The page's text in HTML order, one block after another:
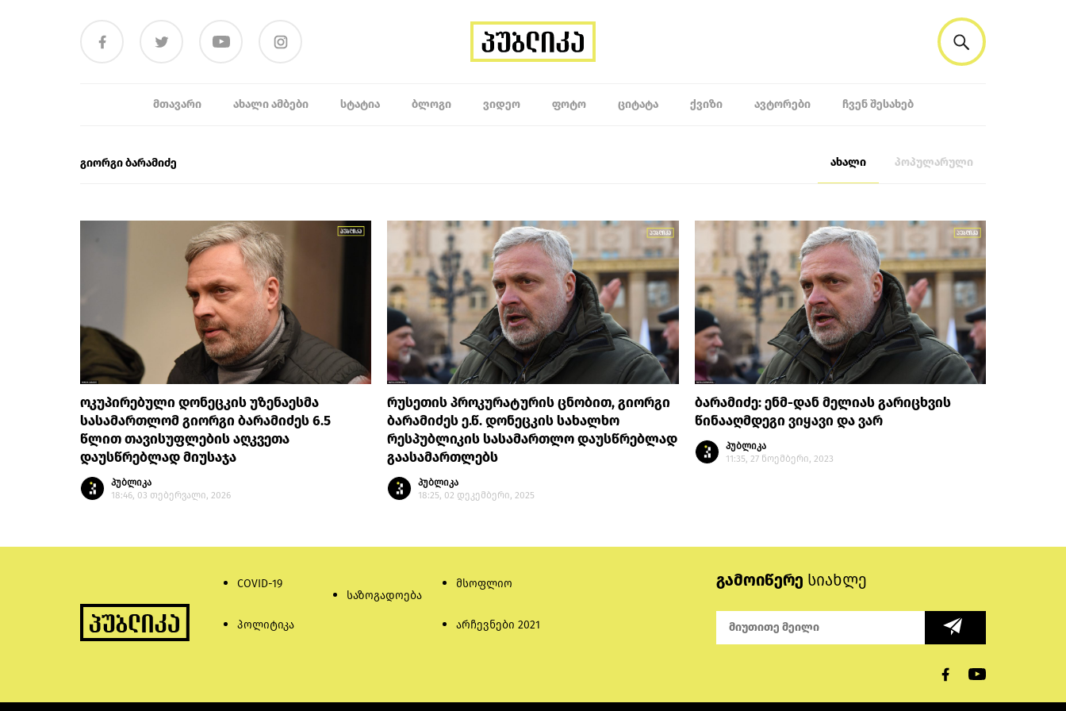
ᲛᲗᲐᲕᲐᲠᲘ ᲐᲮᲐᲚᲘ ᲐᲛᲑᲔᲑᲘ ᲡᲢᲐᲢᲘᲐ ᲑᲚᲝᲒᲘ ᲕᲘᲓᲔᲝ ᲤᲝᲢᲝ ᲪᲘᲢᲐᲢᲐ ᲥᲕᲘᲖᲘ ᲐᲕᲢᲝᲠᲔᲑᲘ ᲩᲕᲔᲜ ᲨᲔᲡᲐᲮᲔᲑ
გიორგი ბარამიძე ახალი პოპულარული
ოკუპირებული დონეცკის უზენაესმა
სასამართლომ გიორგი ბარამიძეს 6.5
წლით თავისუფლების აღკვეთა
დაუსწრებლად მიუსაჯა
პუბლიკა
18:46, 03 თებერვალი, 2026
რუსეთის პროკურატურის ცნობით, გიორგი
ბარამიძეს ე.წ. დონეცკის სახალხო
რესპუბლიკის სასამართლო დაუსწრებლად
გაასამართლებს
პუბლიკა
18:25, 02 დეკემბერი, 2025
ბარამიძე: ენმ-დან მელიას გარიცხვის
წინააღმდეგი ვიყავი და ვარ
პუბლიკა
11:35, 27 ნოემბერი, 2023
COVID-19
პოლიტიკა
საზოგადოება
მსოფლიო
არჩევნები 2021
გამოიწერე სიახლე